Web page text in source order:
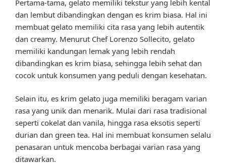
Pertama-tama, gelato memiliki tekstur yang lebih kental
dan lembut dibandingkan dengan es krim biasa. Hal ini
membuat gelato memiliki cita rasa yang lebih autentik
dan creamy. Menurut Chef Lorenzo Sollecito, gelato
memiliki kandungan lemak yang lebih rendah
dibandingkan es krim biasa, sehingga lebih sehat dan
cocok untuk konsumen yang peduli dengan kesehatan.
Selain itu, es krim gelato juga memiliki beragam varian
rasa yang unik dan menarik. Mulai dari rasa tradisional
seperti cokelat dan vanila, hingga rasa eksotis seperti
durian dan green tea. Hal ini membuat konsumen selalu
penasaran untuk mencoba berbagai varian rasa yang
ditawarkan.